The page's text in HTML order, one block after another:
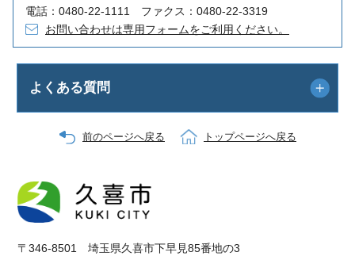
電話：0480-22-1111 ファクス：0480-22-3319
お問い合わせは専用フォームをご利用ください。
よくある質問
前のページへ戻る トップページへ戻る
〒346-8501 埼玉県久喜市下早見85番地の3